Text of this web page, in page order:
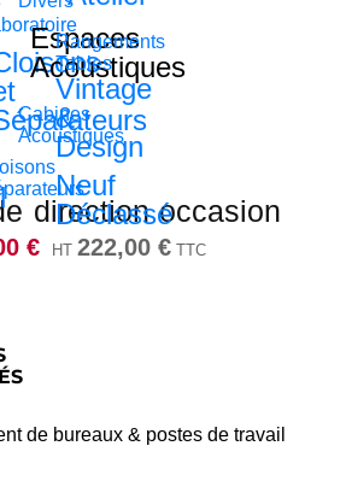
Espaces
Acoustiques
Cabines
Acoustiques
Rangements
Tables
Vintage
&
Design
Neuf
Déclassé
de bureaux & postes de travail
direction occasion
€ HT 222,00 € TTC